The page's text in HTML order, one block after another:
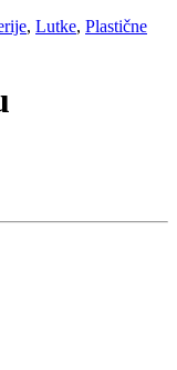
, Lutke, Plastične